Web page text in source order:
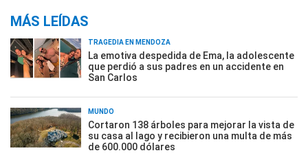
MÁS LEÍDAS
TRAGEDIA EN MENDOZA
La emotiva despedida de Ema, la adolescente
que perdió a sus padres en un accidente en
San Carlos
MUNDO
Cortaron 138 árboles para mejorar la vista de
su casa al lago y recibieron una multa de más
de 600.000 dólares